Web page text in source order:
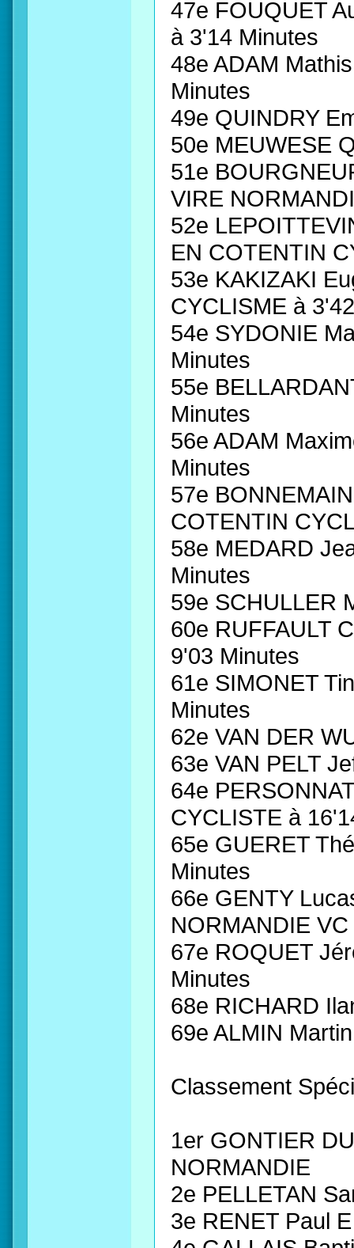
47e FOUQUET
à 3'14 Minutes
48e ADAM
Minutes
49e QUINDRY
50e MEUWESE
51e
VIRE
52e
EN COTENTIN
53e KAKIZAKI
CYCLISME à
54e SYDONIE
Minutes
55e
Minutes
56e ADAM
Minutes
57e
COTENTIN
58e MEDARD
Minutes
59e SCHULLER
60e RUFFAULT
9'03 Minutes
61e SIMONET
Minutes
62e VAN DER
63e VAN PELT
64e
CYCLISTE à
65e GUERET
Minutes
66e GENTY
NORMANDIE
67e ROQUET
Minutes
68e RICHARD
69e ALMIN
Classement
1er GONTIER
NORMANDIE
2e PELLETAN
3e RENET Paul